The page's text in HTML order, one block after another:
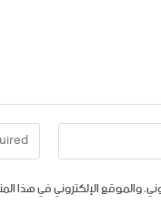
والموقع الإلكتروني في هذا